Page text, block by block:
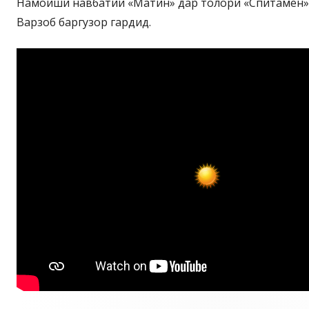
Варзоб баргузор гардид.